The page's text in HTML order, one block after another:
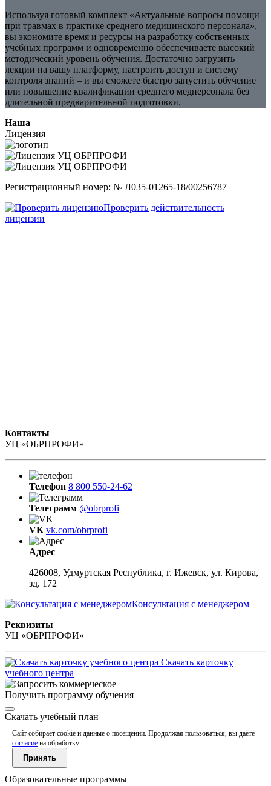
Используя готовый комплект «Актуальные вопросы помощи
при травмах в практике среднего медицинского персонала»,
вы экономите время и ресурсы на разработку собственных
учебных программ и одновременно обеспечиваете высокий
методический уровень обучения. Достаточно загрузить
лекции на вашу платформу, настроить доступ и систему
контроля знаний – и вы сможете быстро запустить обучение
или повышение квалификации среднего медперсонала без
длительной предварительной подготовки.
Наша
Лицензия
Регистрационный номер: № Л035-01265-18/00256787
Проверить действительность
лицензии
Контакты
УЦ «ОБРПРОФИ»
Телефон 8 800 550-24-62
Телеграмм @obrprofi
VK vk.com/obrprofi
Адрес
426008, Удмуртская Республика, г. Ижевск, ул. Кирова,
зд. 172
Консультация с менеджером
Реквизиты
УЦ «ОБРПРОФИ»
Скачать карточку
учебного центра
Получить программу обучения
Скачать учебный план
Сайт собирает cookie и данные о посещении. Продолжая пользоваться, вы даёте
согласие на обработку.
Принять
Образовательные программы